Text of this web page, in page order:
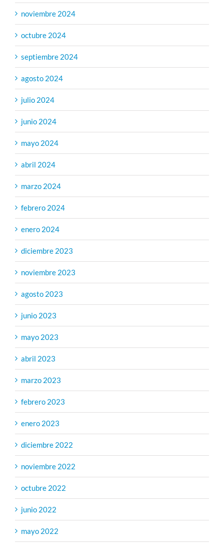
noviembre 2024
octubre 2024
septiembre 2024
agosto 2024
julio 2024
junio 2024
mayo 2024
abril 2024
marzo 2024
febrero 2024
enero 2024
diciembre 2023
noviembre 2023
agosto 2023
junio 2023
mayo 2023
abril 2023
marzo 2023
febrero 2023
enero 2023
diciembre 2022
noviembre 2022
octubre 2022
junio 2022
mayo 2022